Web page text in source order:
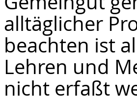
alltäglicher
beachten ist
Lehren und
nicht erfaßt